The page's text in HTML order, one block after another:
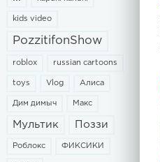
kids video
PozzitifonShow
roblox russian cartoons
toys Vlog Алиса
Дим димыч Макс
Мультик Поззи
Роблокс ФИКСИКИ